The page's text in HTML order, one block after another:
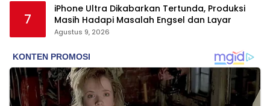
7
iPhone Ultra Dikabarkan Tertunda, Produksi
Masih Hadapi Masalah Engsel dan Layar
Agustus 9, 2026